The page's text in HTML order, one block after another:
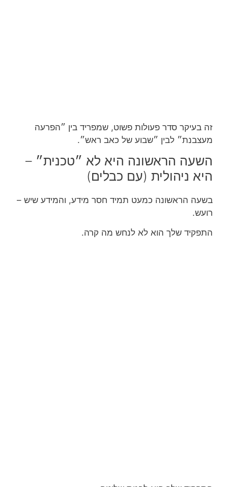
זה בעיקר סדר פעולות פשוט, שמפריד בין ״הפרעה
מעצבנת״ לבין ״שבוע של כאב ראש״.
השעה הראשונה היא לא ״טכנית״ –
היא ניהולית (עם כבלים)
בשעה הראשונה כמעט תמיד חסר מידע, והמידע שיש –
רועש.
התפקיד שלך הוא לא לנחש מה קרה.